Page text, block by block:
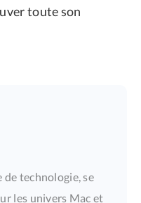
toute son
de technologie, se
les univers Mac et